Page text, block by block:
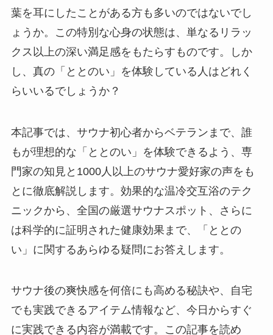
葉を耳にしたことがある方も多いのではないでし
ょうか。この特別な心身の状態は、単なるリラッ
クス以上の深い満足感をもたらすものです。しか
し、真の「ととのい」を体験している人はどれく
らいいるでしょうか？
本記事では、サウナ初心者からベテランまで、誰
もが理想的な「ととのい」を体験できるよう、専
門家の知見と1000人以上のサウナ愛好家の声をも
とに徹底解説します。効果的な温冷交互浴のテク
ニックから、全国の厳選サウナスポット、さらに
は科学的に証明された健康効果まで、「ととの
い」に関するあらゆる疑問にお答えします。
サウナ後の爽快感を何倍にも高める秘訣や、自宅
でも実践できるアイテム情報など、今日からすぐ
に実践できる内容が満載です。この記事を読め